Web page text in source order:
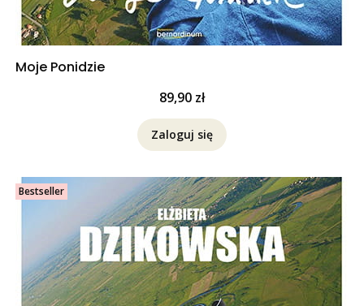
Moje Ponidzie
Cena
89,90 zł
Zaloguj się
Bestseller